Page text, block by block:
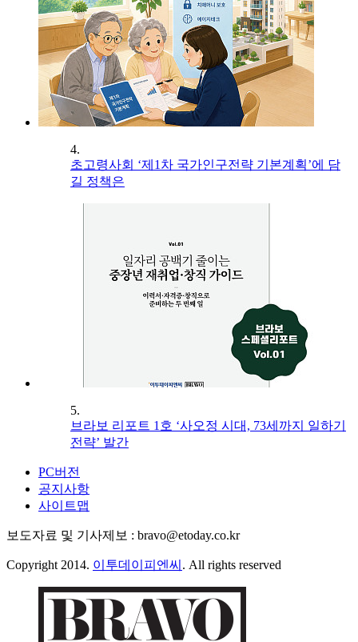
4.
초고령사회 ‘제1차 국가인구전략 기본계획’에 담
길 정책은
5.
브라보 리포트 1호 ‘사오정 시대, 73세까지 일하기
전략’ 발간
PC버전
공지사항
사이트맵
보도자료 및 기사제보 : bravo@etoday.co.kr
Copyright 2014. 이투데이피엔씨 . All rights reserved